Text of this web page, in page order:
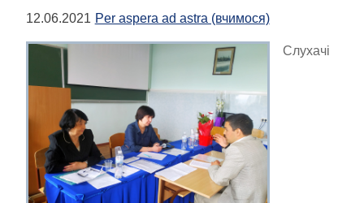
12.06.2021 Per aspera ad astra (вчимося)
Слухачі